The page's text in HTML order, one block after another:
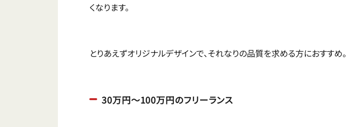
くなります。
とりあえずオリジナルデザインで、それなりの品質を求める方におすすめ。
30万円〜100万円のフリーランス